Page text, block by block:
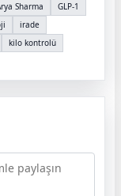
Sharma
GLP-1
irade
kilo kontrolü